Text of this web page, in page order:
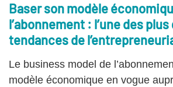
Baser son modèle
l’abonnement : l’une des
tendances de
Le business model de
modèle économique en vogue